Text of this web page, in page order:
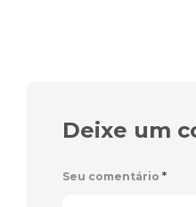
Deixe um
Seu comentário *